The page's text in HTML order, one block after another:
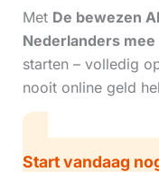
Met De bewezen
Nederlanders
starten – volledig
nooit online geld
Start vandaag